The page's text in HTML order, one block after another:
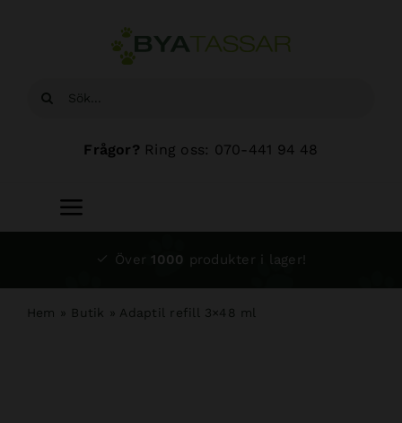
Sök
Frågor? Ring oss: 070-441 94 48
Toggle
Navigation
Över 1000 produkter i lager!
Hem » Butik » Adaptil refill 3×48 ml